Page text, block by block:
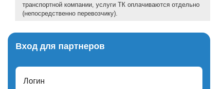
транспортной компании, услуги ТК оплачиваются отдельно
(непосредственно перевозчику).
Вход для партнеров
Логин